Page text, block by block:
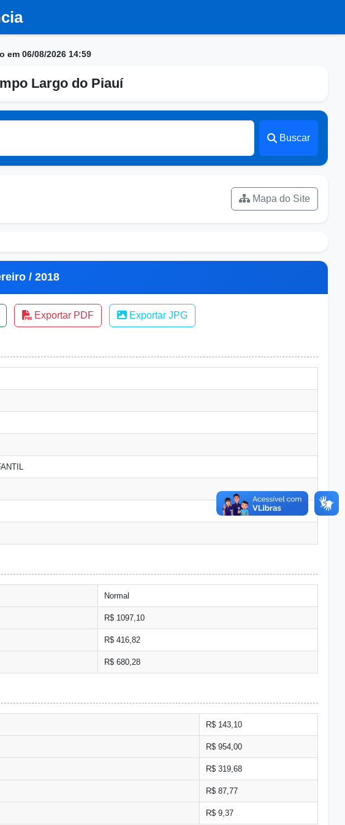
em 06/08/2026 14:59
Largo do Piauí
Buscar
Mapa do Site
/ 2018
Exportar PDF Exportar JPG
Normal
R$ 1097,10
R$ 416,82
R$ 680,28
R$ 143,10
R$ 954,00
R$ 319,68
R$ 87,77
R$ 9,37